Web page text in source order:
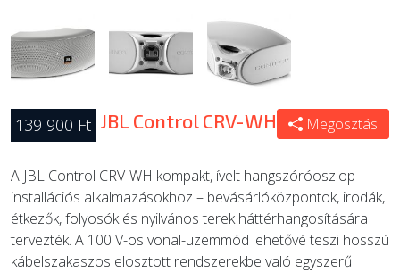
139 900 Ft JBL Control CRV-WH Megosztás
A JBL Control CRV-WH kompakt, ívelt hangszóróoszlop
installációs alkalmazásokhoz – bevásárlóközpontok, irodák,
étkezők, folyosók és nyilvános terek háttérhangosítására
tervezték. A 100 V-os vonal-üzemmód lehetővé teszi hosszú
kábelszakaszos elosztott rendszerekbe való egyszerű